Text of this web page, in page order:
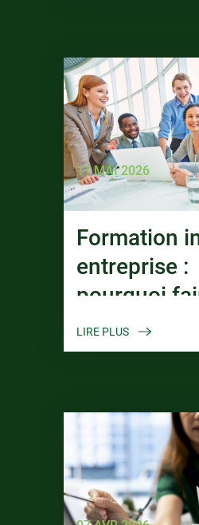
11 MAI 2026
Formation
entreprise :
pourquoi
à PAY JOB
Formation ?
LIRE PLUS